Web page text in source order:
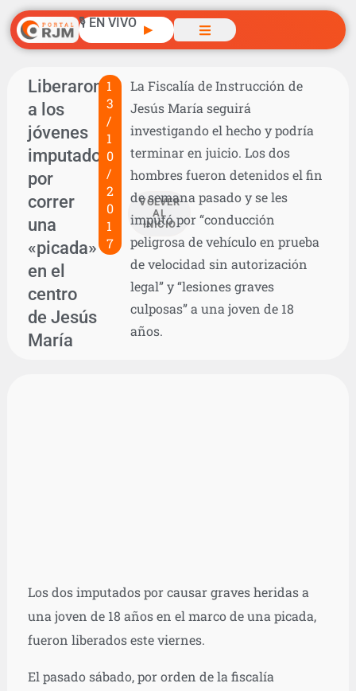
🎙️ EN VIVO ▶
Liberaron
a los
jóvenes
imputados
por
correr
una
«picada»
en el
centro
de Jesús
María
1
3
/
1
0
/
2
0
1
7
VOLVER
AL
INICIO
La Fiscalía de Instrucción de
Jesús María seguirá
investigando el hecho y podría
terminar en juicio. Los dos
hombres fueron detenidos el fin
de semana pasado y se les
imputó por “conducción
peligrosa de vehículo en prueba
de velocidad sin autorización
legal” y “lesiones graves
culposas” a una joven de 18
años.
Los dos imputados por causar graves heridas a
una joven de 18 años en el marco de una picada,
fueron liberados este viernes.
El pasado sábado, por orden de la fiscalía